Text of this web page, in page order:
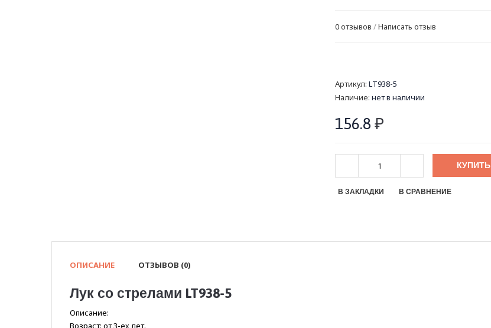
0 отзывов /Написать отзыв
Артикул: LT938-5
Наличие: нет в наличии
156.8 ₽
КУПИТЬ
В ЗАКЛАДКИ В СРАВНЕНИЕ
ОПИСАНИЕ ОТЗЫВОВ (0)
Лук со стрелами LT938-5
Описание:
Возраст: от 3-ех лет.